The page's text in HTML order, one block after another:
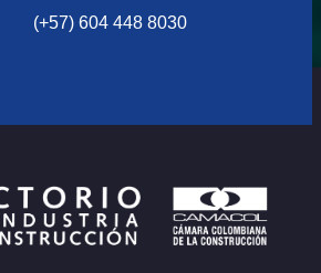
(+57) 604 448 8030